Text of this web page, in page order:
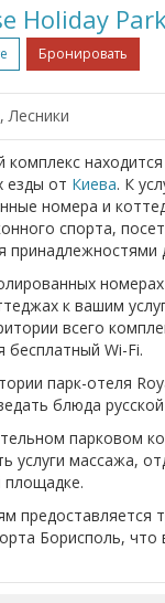
Holiday Park
Бронировать
Лесники
комплекс
езды от Киева. К
номера и
спорта,
принадлежностями
к вашим
всего
бесплатный Wi-Fi.
парк-отеля
блюда
парковом
услуги массажа,
площадке.
предоставляется
Борисполь, что